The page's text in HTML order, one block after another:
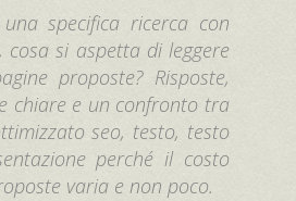
specifica ricerca con
cosa si aspetta di leggere
proposte? Risposte,
chiare e un confronto tra
seo, testo, testo
perché il costo
varia e non poco.